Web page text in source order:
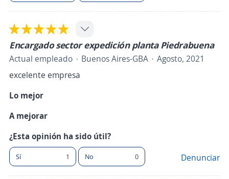
Encargado sector expedición planta Piedrabuena
Actual empleado Buenos Aires-GBA
Agosto, 2021
excelente empresa
Lo mejor
A mejorar
¿Esta opinión ha sido útil?
Sí 1 No 0 Denunciar